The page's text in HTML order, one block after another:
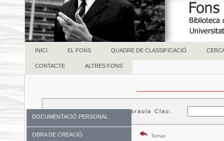
INICI EL FONS QUADRE DE CLASSIFICACIÓ
CONTACTE ALTRES FONS
DOCUMENTACIÓ PERSONAL
OBRA DE CREACIÓ
Paraula Clau:
Tornar